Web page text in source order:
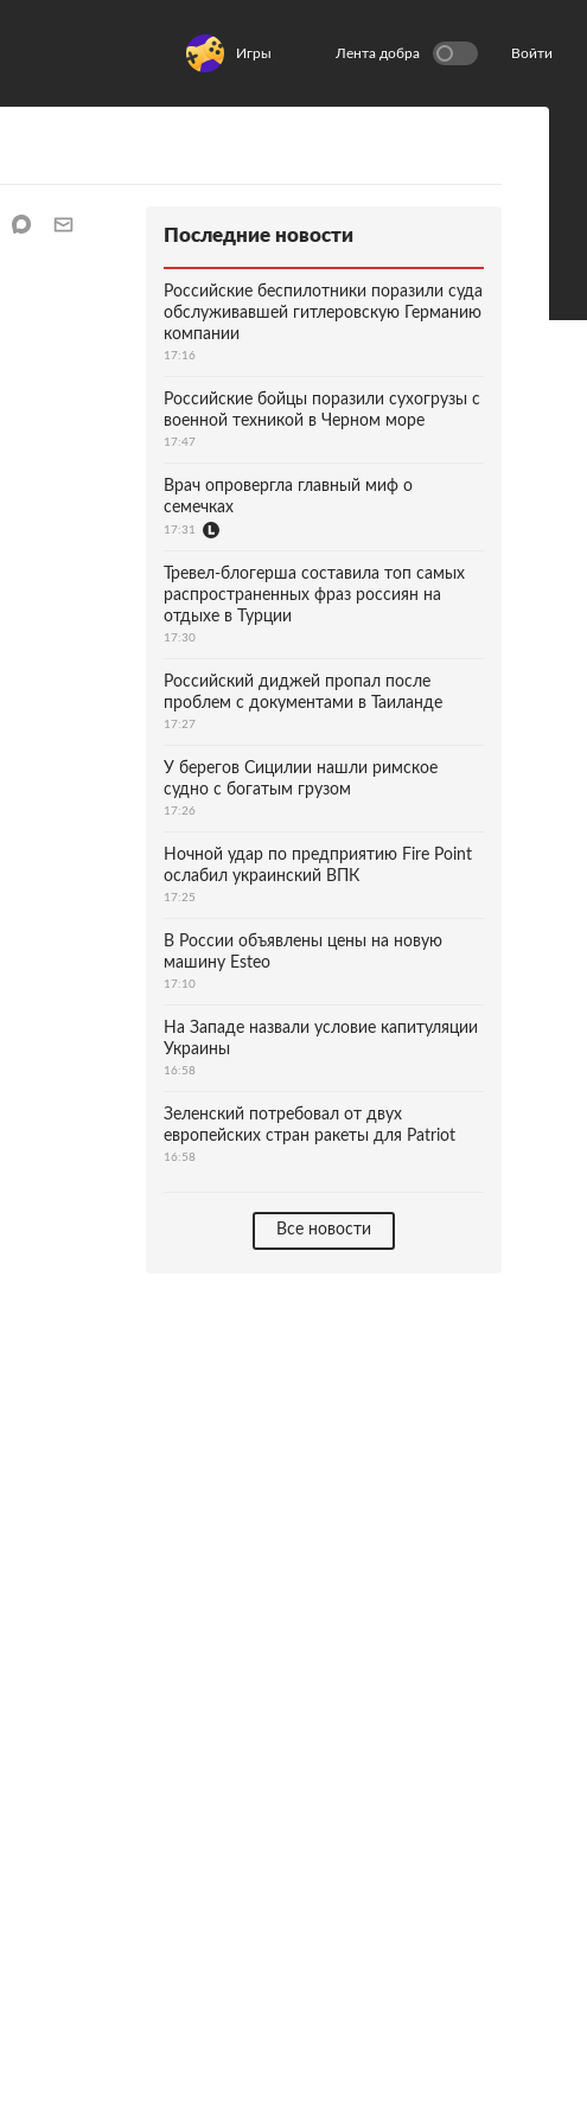
Игры Лента добра Войти
Последние новости
Российские беспилотники поразили суда
обслуживавшей гитлеровскую Германию
компании
17:16
Российские бойцы поразили сухогрузы с
военной техникой в Черном море
17:47
Врач опровергла главный миф о
семечках
17:31
Тревел-блогерша составила топ самых
распространенных фраз россиян на
отдыхе в Турции
17:30
Российский диджей пропал после
проблем с документами в Таиланде
17:27
У берегов Сицилии нашли римское
судно с богатым грузом
17:26
Ночной удар по предприятию Fire Point
ослабил украинский ВПК
17:25
В России объявлены цены на новую
машину Esteo
17:10
На Западе назвали условие капитуляции
Украины
16:58
Зеленский потребовал от двух
европейских стран ракеты для Patriot
16:58
Все новости